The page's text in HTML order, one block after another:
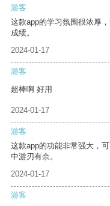
游客
这款app的学习氛围很浓厚
成绩。
2024-01-17
游客
超棒啊 好用
2024-01-17
游客
这款app的功能非常强大，
中游刃有余。
2024-01-17
游客